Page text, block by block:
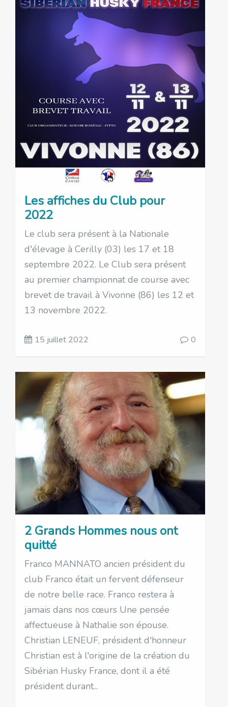
Les affiches du Club pour
2022
Le club sera présent à la Nationale
d'élevage à Cerilly (03) les 17 et 18
septembre 2022. Le Club sera présent
au premier championnat de course avec
brevet de travail à Vivonne (86) les 12 et
13 novembre 2022.
15 juillet 2022 0
2 Grands Hommes nous ont
quitté
Franco MANNATO ancien président du
club Franco était un fervent défenseur
de notre belle race. Franco restera à
jamais dans nos cœurs Une pensée
affectueuse à Nathalie son épouse.
Christian LENEUF, président d'honneur
Christian est à l'origine de la création du
Sibérian Husky France, dont il a été
président durant...